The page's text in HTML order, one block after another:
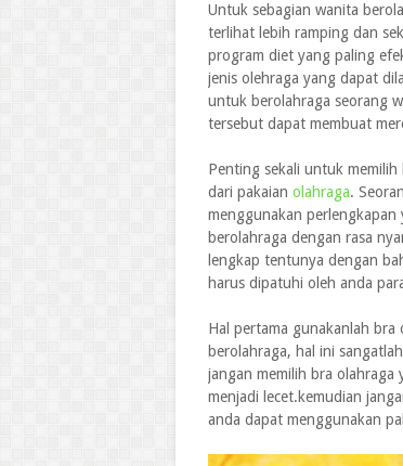
Untuk sebagian wanita
terlihat lebih ramping dan
program diet yang paling
jenis olehraga yang dapat
untuk berolahraga seorang
tersebut dapat membuat
Penting sekali untuk
dari pakaian olahraga.
menggunakan
berolahraga dengan rasa
lengkap tentunya dengan
harus dipatuhi oleh anda
Hal pertama gunakanlah bra
berolahraga, hal ini
jangan memilih bra olahraga
menjadi lecet.kemudian
anda dapat menggunakan